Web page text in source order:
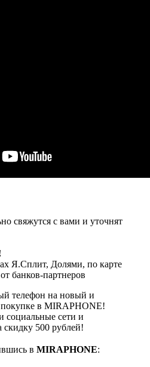
свяжутся с вами и уточнят
Я.Сплит, Долями, по карте
банков-партнеров
телефон на новый и
в MIRAPHONE!
сети и
скидку 500 рублей!
в MIRAPHONE: